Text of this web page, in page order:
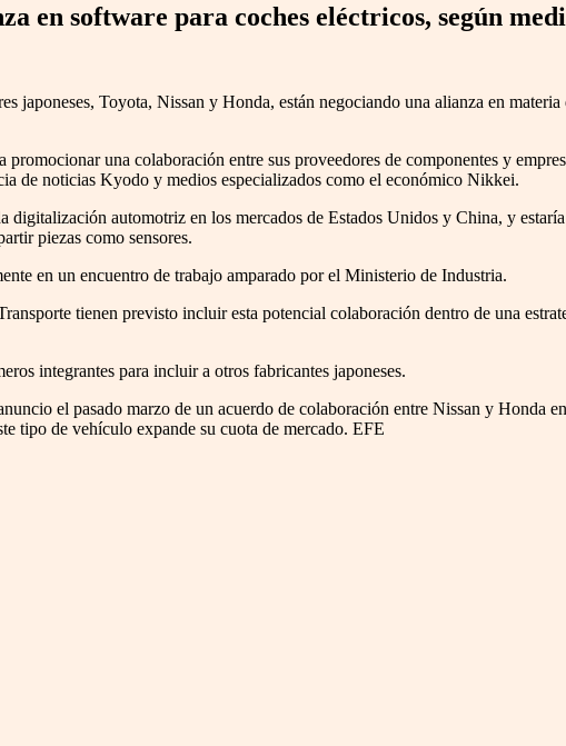
en software para coches eléctricos, según
japoneses, Toyota, Nissan y Honda, están negociando una alianza en
promocionar una colaboración entre sus proveedores de componentes y
de noticias Kyodo y medios especializados como el económico Nikkei.
digitalización automotriz en los mercados de Estados Unidos y China, y
piezas como sensores.
en un encuentro de trabajo amparado por el Ministerio de Industria.
tienen previsto incluir esta potencial colaboración dentro de una
integrantes para incluir a otros fabricantes japoneses.
el pasado marzo de un acuerdo de colaboración entre Nissan y Honda
tipo de vehículo expande su cuota de mercado. EFE